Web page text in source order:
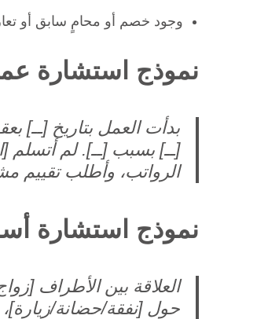
وجود خصم أو محامٍ سابق أو
نموذج استشارة
بدأت العمل بتاريخ [ــ]
[ــ] بسبب [ــ]. لم أتسلم
الرواتب، وأطلب تقييم
نموذج استشارة
العلاقة بين الأطراف
حول [نفقة/حضانة/